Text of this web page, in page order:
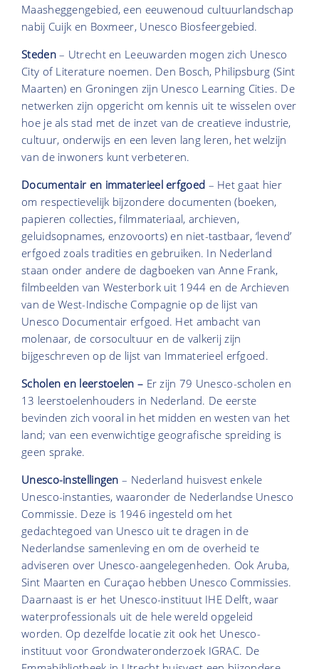
Maasheggengebied, een eeuwenoud cultuurlandschap
nabij Cuijk en Boxmeer, Unesco Biosfeergebied.
Steden– Utrecht en Leeuwarden mogen zich Unesco
City of Literature noemen. Den Bosch, Philipsburg (Sint
Maarten) en Groningen zijn Unesco Learning Cities. De
netwerken zijn opgericht om kennis uit te wisselen over
hoe je als stad met de inzet van de creatieve industrie,
cultuur, onderwijs en een leven lang leren, het welzijn
van de inwoners kunt verbeteren.
Documentair en immaterieel erfgoed – Het gaat hier
om respectievelijk bijzondere documenten (boeken,
papieren collecties, filmmateriaal, archieven,
geluidsopnames, enzovoorts) en niet-tastbaar, ‘levend’
erfgoed zoals tradities en gebruiken. In Nederland
staan onder andere de dagboeken van Anne Frank,
filmbeelden van Westerbork uit 1944 en de Archieven
van de West-Indische Compagnie op de lijst van
Unesco Documentair erfgoed. Het ambacht van
molenaar, de corsocultuur en de valkerij zijn
bijgeschreven op de lijst van Immaterieel erfgoed.
Scholen en leerstoelen – Er zijn 79 Unesco-scholen en
13 leerstoelenhouders in Nederland. De eerste
bevinden zich vooral in het midden en westen van het
land; van een evenwichtige geografische spreiding is
geen sprake.
Unesco-instellingen – Nederland huisvest enkele
Unesco-instanties, waaronder de Nederlandse Unesco
Commissie. Deze is 1946 ingesteld om het
gedachtegoed van Unesco uit te dragen in de
Nederlandse samenleving en om de overheid te
adviseren over Unesco-aangelegenheden. Ook Aruba,
Sint Maarten en Curaçao hebben Unesco Commissies.
Daarnaast is er het Unesco-instituut IHE Delft, waar
waterprofessionals uit de hele wereld opgeleid
worden. Op dezelfde locatie zit ook het Unesco-
instituut voor Grondwateronderzoek IGRAC. De